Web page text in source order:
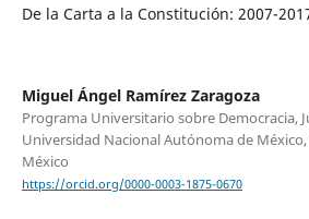
De la Carta a la Constitución: 2007-
Miguel Ángel Ramírez Zaragoza
Programa Universitario sobre Democracia,
Universidad Nacional Autónoma de
México
https://orcid.org/0000-0003-1875-0670